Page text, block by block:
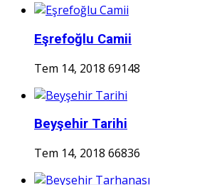
Eşrefoğlu Camii
Tem 14, 2018 69148
Beyşehir Tarihi
Tem 14, 2018 66836